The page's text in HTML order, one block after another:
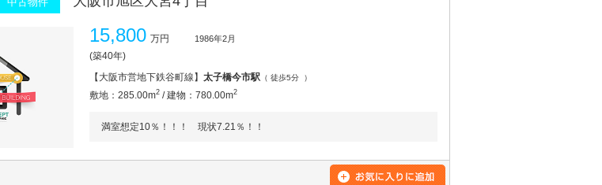
15,800 万円 1986年2月
(築40年)
【大阪市営地下鉄谷町線】 太子橋今市駅 （ 徒歩5分 ）
敷地：285.00m2 / 建物：780.00m2
満室想定10％！！！ 現状7.21％！！